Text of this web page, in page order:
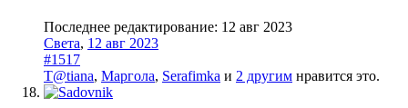
Последнее редактирование: 12 авг 2023
Света, 12 авг 2023
#1517
T@tiana, Маргола, Serafimka и 2 другим нравится это.